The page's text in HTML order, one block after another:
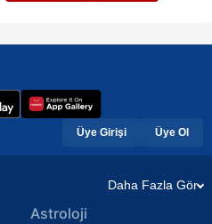
Üye Girişi Üye Ol
Daha Fazla Gör
Astroloji